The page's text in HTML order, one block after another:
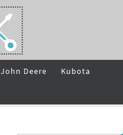
John Deere Kubota